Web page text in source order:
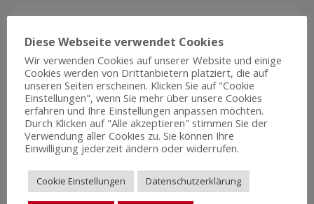
ADRESSE
Ballettschule Watkins
Im Freudental 15
49143 Bissendorf
Diese Webseite verwendet Cookies
Wir verwenden Cookies auf unserer Website und einige
Cookies werden von Drittanbietern platziert, die auf
unseren Seiten erscheinen. Klicken Sie auf "Cookie
Einstellungen", wenn Sie mehr über unsere Cookies
erfahren und Ihre Einstellungen anpassen möchten.
Durch Klicken auf "Alle akzeptieren" stimmen Sie der
Verwendung aller Cookies zu. Sie können Ihre
Einwilligung jederzeit ändern oder widerrufen.
Cookie Einstellungen Datenschutzerklärung